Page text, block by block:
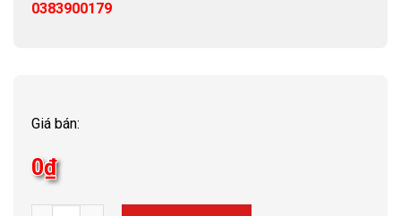
0383900179
Giá bán:
0₫